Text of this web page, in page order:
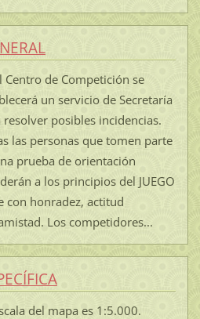
Centro de Competición se
un servicio de Secretaría
resolver posibles incidencias.
las personas que tomen parte
prueba de orientación
a los principios del JUEGO
con honradez, actitud
Los competidores...
del mapa es 1:5.000.